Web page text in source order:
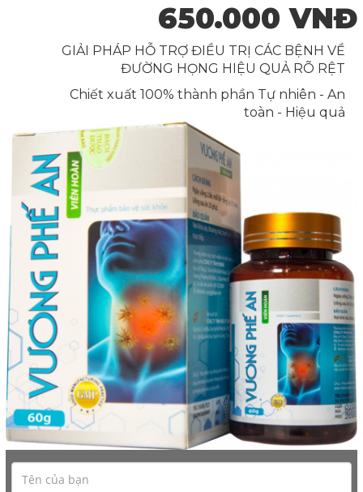
650.000 VNĐ
GIẢI PHÁP HỖ TRỢ ĐIỀU TRỊ CÁC BỆNH VỀ
ĐƯỜNG HỌNG HIỆU QUẢ RÕ RỆT
Chiết xuất 100% thành phần Tự nhiên - An
toàn - Hiệu quả